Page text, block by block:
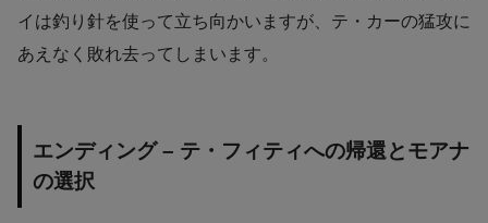
イは釣り針を使って立ち向かいますが、テ・カーの猛攻に
あえなく敗れ去ってしまいます。
エンディング – テ・フィティへの帰還とモアナ
の選択